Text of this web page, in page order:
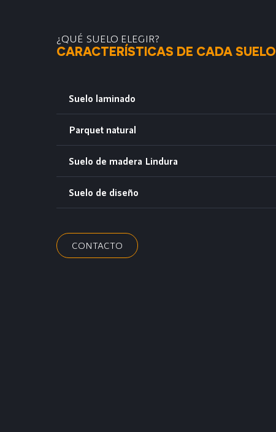
¿QUÉ SUELO ELEGIR?
CARACTERÍSTICAS DE CADA SUELO
Suelo laminado
Parquet natural
Suelo de madera Lindura
Suelo de diseño
CONTACTO